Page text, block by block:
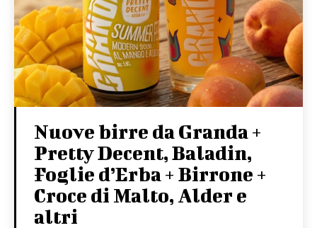
Nuove birre da Granda +
Pretty Decent, Baladin,
Foglie d’Erba + Birrone +
Croce di Malto, Alder e
altri